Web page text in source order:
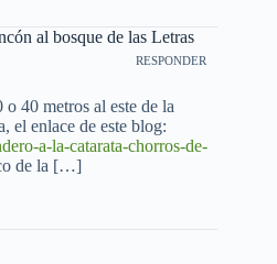
al bosque de las Letras
RESPONDER
40 metros al este de la
el enlace de este blog:
a-la-catarata-chorros-de-
de la […]